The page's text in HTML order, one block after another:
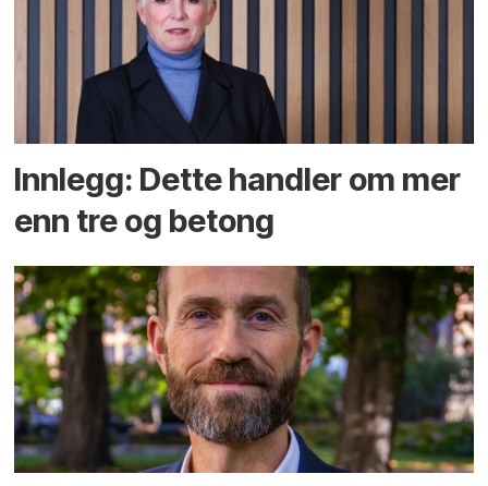
Innlegg: Dette handler om mer
enn tre og betong